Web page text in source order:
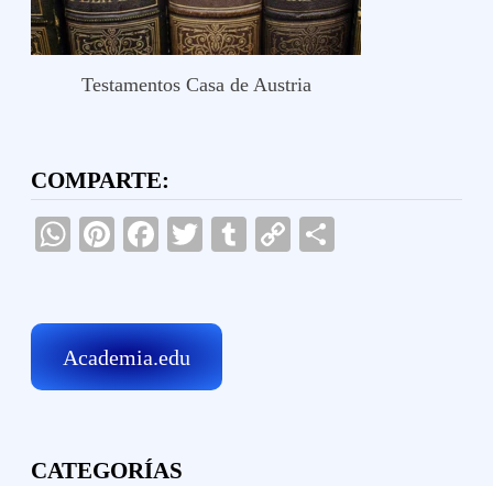
Testamentos Casa de Austria
COMPARTE:
WhatsApp
Pinterest
Facebook
TwitterTumblr
Copy
Academia.edu
CATEGORÍAS